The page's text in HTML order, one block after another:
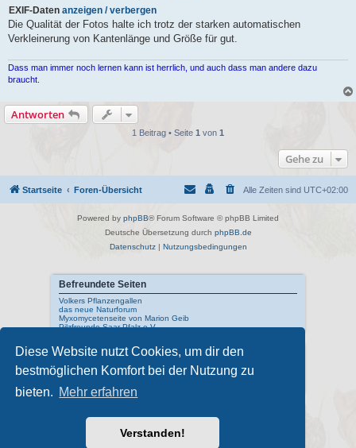
Diese Website nutzt Cookies, um dir den
bestmöglichen Komfort bei der Nutzung zu
bieten. Mehr erfahren
Verstanden!
EXIF-Daten anzeigen / verbergen
Die Qualität der Fotos halte ich trotz der starken automatischen
Verkleinerung von Kantenlänge und Größe für gut.
Dass man immer noch lernen kann ist herrlich, und auch dass man andere dazu
braucht.
Antworten
1 Beitrag • Seite 1 von 1
Gehe zu
Startseite Foren-Übersicht Alle Zeiten sind UTC+02:00
Powered by phpBB® Forum Software © phpBB Limited
Deutsche Übersetzung durch phpBB.de
Datenschutz| Nutzungsbedingungen
Befreundete Seiten
Volkers Pflanzengallen
das neue Naturforum
Myxomycetenseite von Marion Geib
Pilzfreunde Saar-Pfalz e.V.
Interne Links
Mykologisches Lexikon
meine Naturfotos
Pilzfotopage - Suchmaschine
Schwarzwälder Pilzlehrschau
Deutsche Gesellschaft für Mykologie